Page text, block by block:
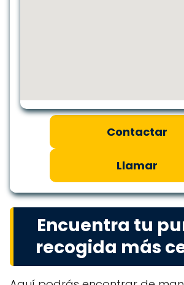
Contactar
Llamar
Encuentra tu
recogida más